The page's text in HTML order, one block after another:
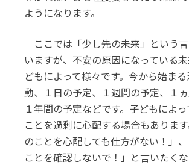
ようになります。
ここでは「少し先の未来」という
いますが、不安の原因になっている
どもによって様々です。今から始ま
動、１日の予定、１週間の予定、１ヵ
１年間の予定などです。子どもによ
ことを過剰に心配する場合もありま
のことを心配しても仕方がない！」
ことを確認しないで！」と言いたくな